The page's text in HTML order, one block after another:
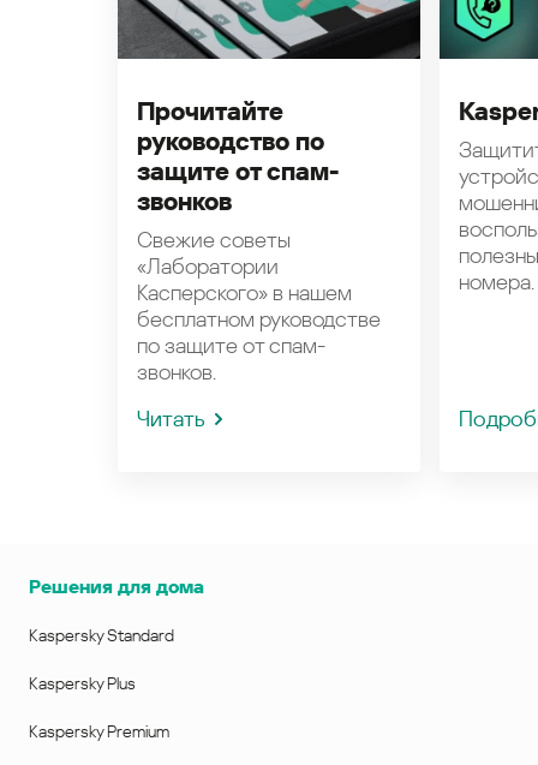
Прочитайте
руководство по
защите от спам-
звонков
Свежие советы
«Лаборатории
Касперского» в нашем
бесплатном руководстве
по защите от спам-
звонков.
Читать
номера.
Решения для дома
Kaspersky Standard
Kaspersky Plus
Kaspersky Premium